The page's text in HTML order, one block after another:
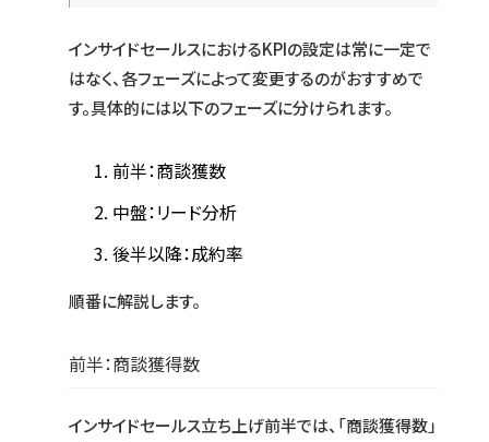
インサイドセールスにおけるKPIの設定は常に一定で
はなく、各フェーズによって変更するのがおすすめで
す。具体的には以下のフェーズに分けられます。
前半：商談獲数
中盤：リード分析
後半以降：成約率
順番に解説します。
前半：商談獲得数
インサイドセールス立ち上げ前半では、「商談獲得数」